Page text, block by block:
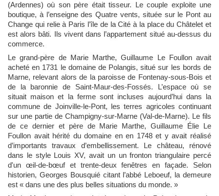
(Ardennes) où son père était tisseur. Le couple exploite une
boutique, à l’enseigne des Quatre vents, située sur le Pont au
Change qui relie à Paris l’île de la Cité à la place du Châtelet et
est alors bâti. Ils vivent dans l’appartement situé au-dessus du
commerce.
Le grand-père de Marie Marthe, Guillaume Le Foullon avait
acheté en 1731 le domaine de Polangis, situé sur les bords de
Marne, relevant alors de la paroisse de Fontenay-sous-Bois et
de la baronnie de Saint-Maur-des-Fossés. L’espace où se
situait maison et la ferme sont incluses aujourd’hui dans la
commune de Joinville-le-Pont, les terres agricoles continuant
sur une partie de Champigny-sur-Marne (Val-de-Marne). Le fils
de ce dernier et père de Marie Marthe, Guillaume Élie Le
Foullon avait hérité du domaine en en 1748 et y avait réalisé
d’importants travaux d’embellissement. Le château, rénové
dans le style Louis XV, avait un un fronton triangulaire percé
d'un œil-de-bœuf et trente-deux fenêtres en façade. Selon
historien, Georges Bousquié citant l’abbé Leboeuf, la demeure
est « dans une des plus belles situations du monde. »